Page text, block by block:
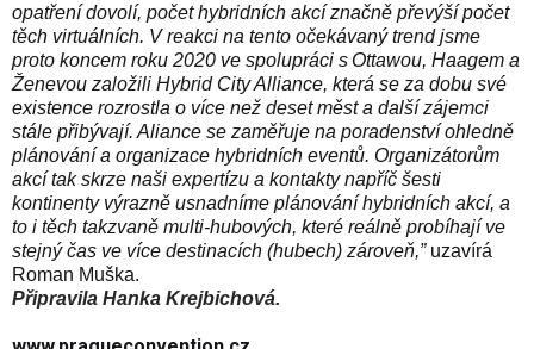
opatření dovolí, počet hybridních akcí značně převýší počet
těch virtuálních. V reakci na tento očekávaný trend jsme
proto koncem roku 2020 ve spolupráci s Ottawou, Haagem a
Ženevou založili Hybrid City Alliance, která se za dobu své
existence rozrostla o více než deset měst a další zájemci
stále přibývají. Aliance se zaměřuje na poradenství ohledně
plánování a organizace hybridních eventů. Organizátorům
akcí tak skrze naši expertízu a kontakty napříč šesti
kontinenty výrazně usnadníme plánování hybridních akcí, a
to i těch takzvaně multi-hubových, které reálně probíhají ve
stejný čas ve více destinacích (hubech) zároveň,” uzavírá
Roman Muška.
Připravila Hanka Krejbichová.